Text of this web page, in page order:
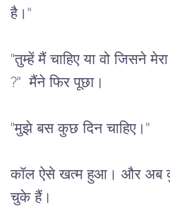
है।"
"तुम्हें मैं चाहिए या वो जिसने
?"  मैंने फिर पूछा।
"मुझे बस कुछ दिन चाहिए।"
कॉल ऐसे खत्म हुआ। और अब
चुके हैं।